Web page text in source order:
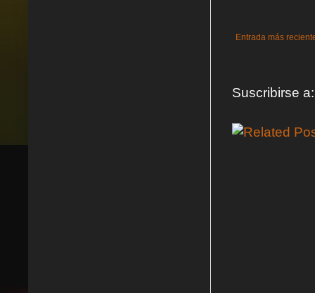
Entrada más
Suscribirse